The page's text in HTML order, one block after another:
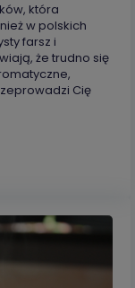
która
w polskich
farsz i
że trudno się
Cię